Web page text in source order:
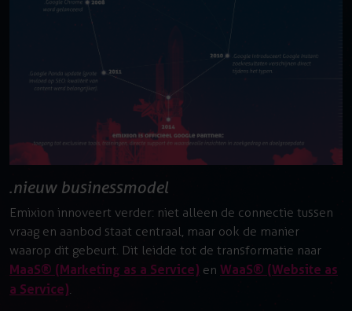
nieuw businessmodel
Emixion innoveert verder: niet alleen de connectie tussen
vraag en aanbod staat centraal, maar ook de manier
waarop dit gebeurt. Dit leidde tot de transformatie naar
MaaS® (Marketing as a Service) en WaaS® (Website as
a Service).